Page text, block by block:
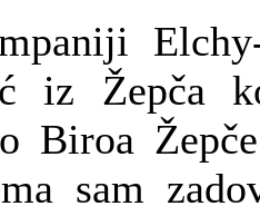
iz Žepča
Biroa
sam